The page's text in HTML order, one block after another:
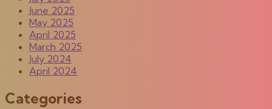
June 2025
May 2025
April 2025
March 2025
July 2024
April 2024
Categories